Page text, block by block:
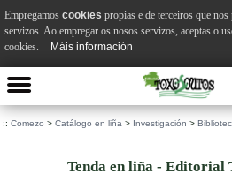
:: Comezo > Catálogo en liña > Investigación >
Tenda en liña - Editorial
Empregamos cookies propias e de terceiros que
servizos. Ao empregar os nosos servizos, aceptas o
cookies.
Máis información